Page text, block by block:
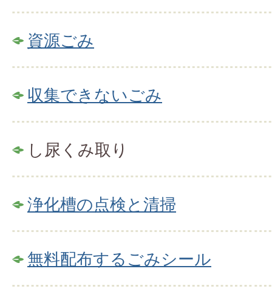
資源ごみ
収集できないごみ
し尿くみ取り
浄化槽の点検と清掃
無料配布するごみシール